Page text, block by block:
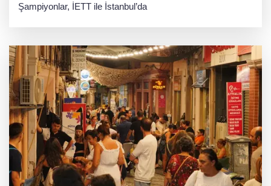
Şampiyonlar, İETT ile İstanbul’da